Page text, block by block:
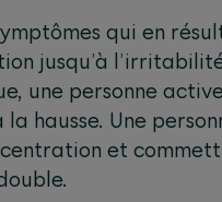
qui en
jusqu’à
une personne
hausse. Une
et